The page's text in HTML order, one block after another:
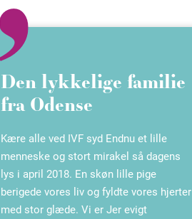
Den lykkelige familie
fra Odense
Kære alle ved IVF syd Endnu et lille
menneske og stort mirakel så dagens
lys i april 2018. En skøn lille pige
berigede vores liv og fyldte vores hjerter
med stor glæde. Vi er Jer evigt